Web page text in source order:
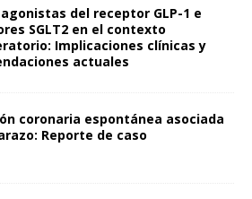
del receptor GLP-1 e
SGLT2 en el contexto
Implicaciones clínicas y
actuales
coronaria espontánea asociada
Reporte de caso